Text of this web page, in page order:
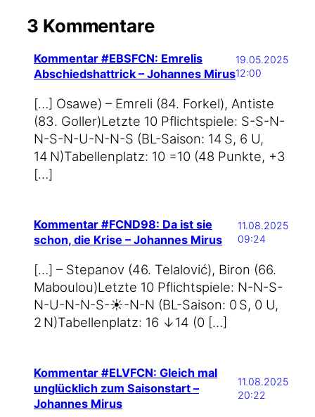
3 Kommentare
Kommentar #EBSFCN: Emrelis
Abschiedshattrick – Johannes Mirus
19.05.2025
12:00
[…] Osa­we) – Emre­li (84. For­kel), Anti­s­te
(83. Gol­ler)Letz­te 10 Pflicht­spie­le: S-S-N-
N-S-N-U-N-N-S (BL-Saison: 14 S, 6 U,
14 N)Tabel­len­platz: 10 =10 (48 Punk­te, +3
[…]
Kommentar #FCND98: Da ist sie
schon, die Krise – Johannes Mirus
11.08.2025
09:24
[…] – Ste­pa­nov (46. Tel­alo­vić), Biron (66.
Mabou­lou)Letz­te 10 Pflicht­spie­le: N-N-S-
N-U-N-N-S-☀️-N-N (BL-Saison: 0 S, 0 U,
2 N)Tabel­len­platz: 16 ↓14 (0 […]
Kommentar #ELVFCN: Gleich mal
unglücklich zum Saisonstart –
Johannes Mirus
11.08.2025
20:22